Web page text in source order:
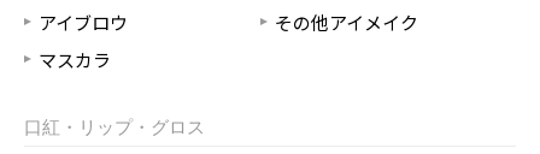
アイブロウ
その他アイメイク
マスカラ
口紅・リップ・グロス